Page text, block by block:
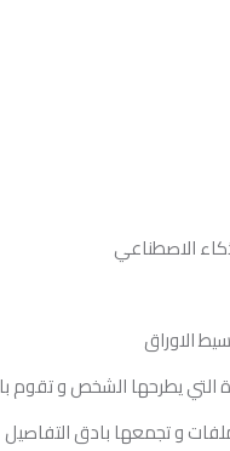
الاوراق
يطرحها الشخص و تقوم
و تجمعها بادق التفاصيل